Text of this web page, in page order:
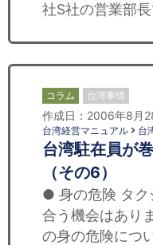
社S社の営業部
コラム 台湾事情
作成日：2006年8月
台湾経営マニュアル 台
台湾駐在員が
（その6）
● 身の危険 タク
合う機会はあり
の身の危険につ